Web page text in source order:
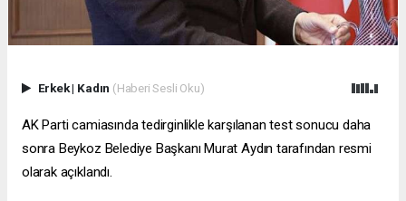
Erkek| Kadın (Haberi Sesli Oku)
AK Parti camiasında tedirginlikle karşılanan test sonucu daha
sonra Beykoz Belediye Başkanı Murat Aydın tarafından resmi
olarak açıklandı.